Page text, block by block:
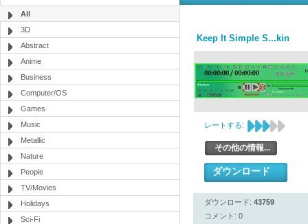
All
3D
Abstract
Anime
Business
Computer/OS
Games
Music
Metallic
Nature
People
TV/Movies
Holidays
Sci-Fi
Keep It Simple S...kin
レートする:
その他の情報...
ダウンロード
ダウンロード: 43759
コメント: 0